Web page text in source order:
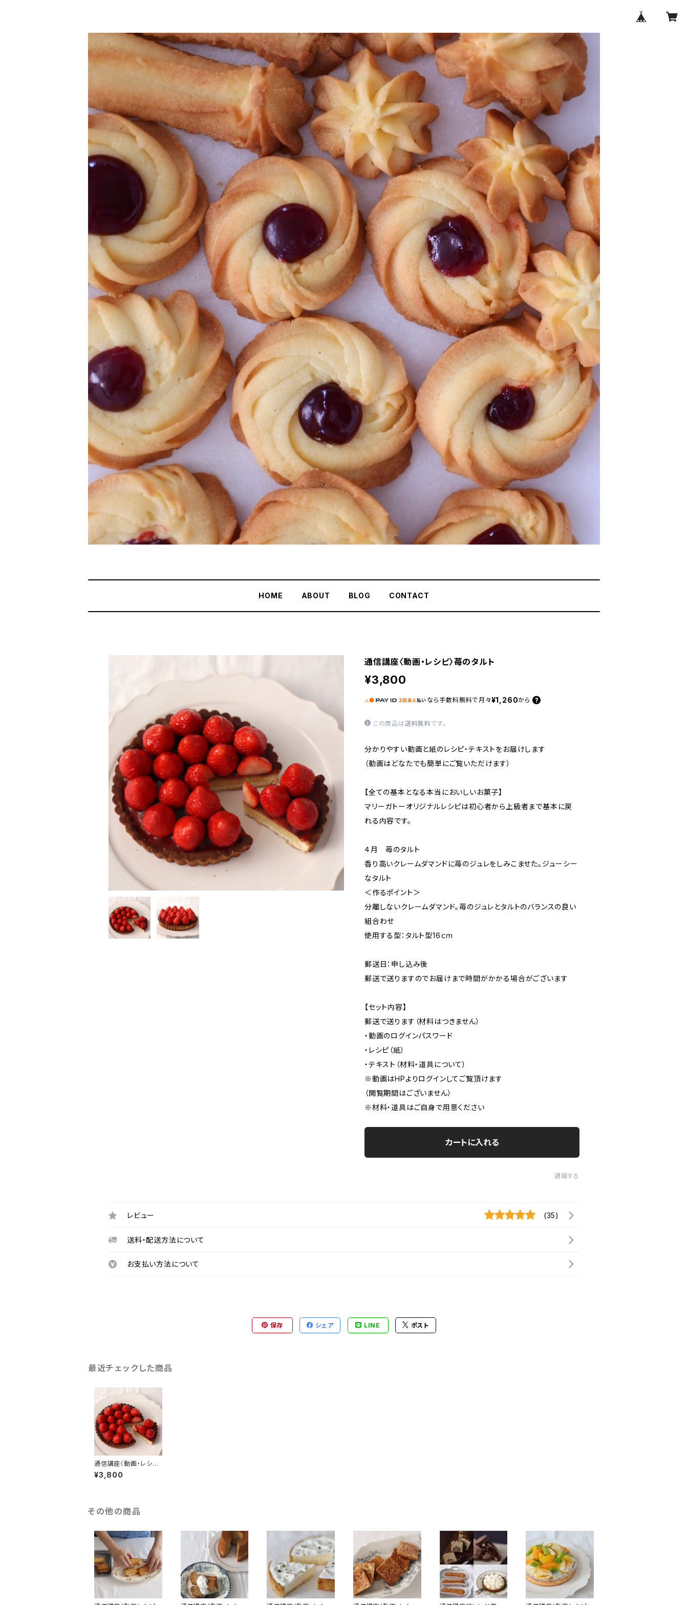
HOME ABOUT BLOG CONTACT
通信講座〈動画・レシピ〉苺のタルト
¥3,800
なら 手数料無料で 月々¥1,260から
この商品は送料無料です。
分かりやすい動画と紙のレシピ・テキストをお届けします
（動画はどなたでも簡単にご覧いただけます）
【全ての基本となる本当においしいお菓子】
マリーガトーオリジナルレシピは初心者から上級者まで基本に戻
れる内容です。
４月 苺のタルト
香り高いクレームダマンドに苺のジュレをしみこませた。ジューシー
なタルト
＜作るポイント＞
分離しないクレームダマンド。苺のジュレとタルトのバランスの良い
組合わせ
使用する型：タルト型16ｃｍ
郵送日：申し込み後
郵送で送りますのでお届けまで時間がかかる場合がございます
【セット内容】
郵送で送ります（材料はつきません）
・動画のログインパスワード
・レシピ（紙）
・テキスト（材料・道具について）
※動画はHPよりログインしてご覧頂けます
（閲覧期間はございません）
※材料・道具はご自身で用意ください
カートに入れる
通報する
レビュー (35)
送料・配送方法について
お支払い方法について
保存 シェア LINE ポスト
最近チェックした商品
通信講座〈動画・レシピ〉
苺のタルト
¥3,800
その他の商品